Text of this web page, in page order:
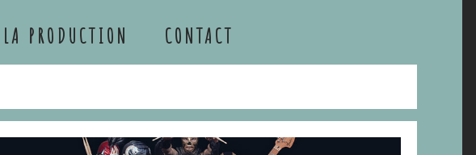
LA PRODUCTION CONTACT